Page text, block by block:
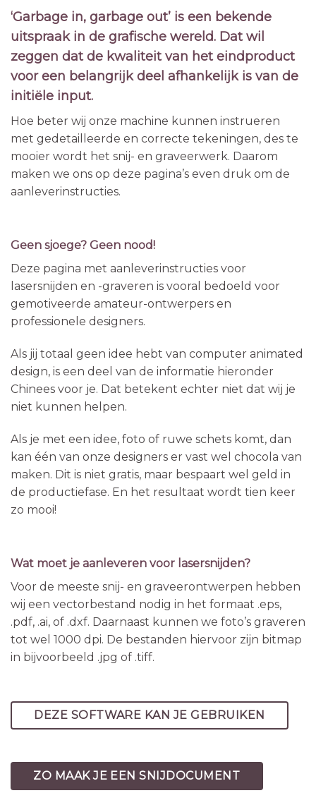
‘Garbage in, garbage out’ is een bekende
uitspraak in de grafische wereld. Dat wil
zeggen dat de kwaliteit van het eindproduct
voor een belangrijk deel afhankelijk is van de
initiële input.
Hoe beter wij onze machine kunnen instrueren
met gedetailleerde en correcte tekeningen, des te
mooier wordt het snij- en graveerwerk. Daarom
maken we ons op deze pagina’s even druk om de
aanleverinstructies.
Geen sjoege? Geen nood!
Deze pagina met aanleverinstructies voor
lasersnijden en -graveren is vooral bedoeld voor
gemotiveerde amateur-ontwerpers en
professionele designers.
Als jij totaal geen idee hebt van computer animated
design, is een deel van de informatie hieronder
Chinees voor je. Dat betekent echter niet dat wij je
niet kunnen helpen.
Als je met een idee, foto of ruwe schets komt, dan
kan één van onze designers er vast wel chocola van
maken. Dit is niet gratis, maar bespaart wel geld in
de productiefase. En het resultaat wordt tien keer
zo mooi!
Wat moet je aanleveren voor lasersnijden?
Voor de meeste snij- en graveerontwerpen hebben
wij een vectorbestand nodig in het formaat .eps,
.pdf, .ai, of .dxf. Daarnaast kunnen we foto’s graveren
tot wel 1000 dpi. De bestanden hiervoor zijn bitmap
in bijvoorbeeld .jpg of .tiff.
DEZE SOFTWARE KAN JE GEBRUIKEN
ZO MAAK JE EEN SNIJDOCUMENT